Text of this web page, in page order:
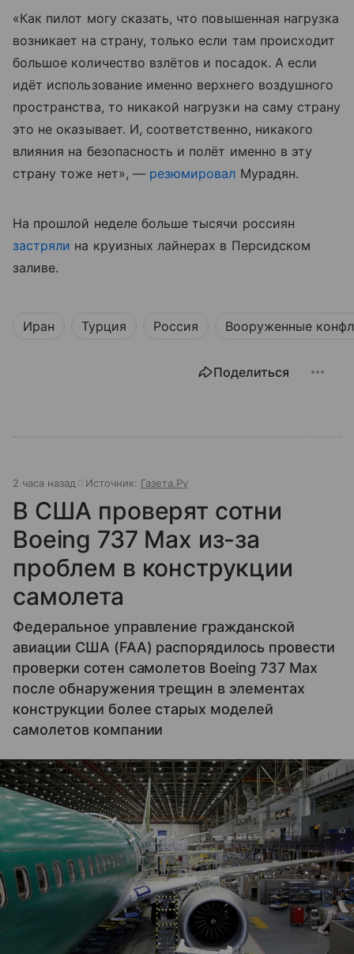
«Как пилот могу сказать, что повышенная нагрузка
возникает на страну, только если там происходит
большое количество взлётов и посадок. А если
идёт использование именно верхнего воздушного
пространства, то никакой нагрузки на саму страну
это не оказывает. И, соответственно, никакого
влияния на безопасность и полёт именно в эту
страну тоже нет», — резюмировал Мурадян.
На прошлой неделе больше тысячи россиян
застряли на круизных лайнерах в Персидском
заливе.
Иран Турция Россия Вооруженные
Поделиться
2 часа назад Источник: Газета.Ру
В США проверят сотни
Boeing 737 Max из-за
проблем в конструкции
самолета
Федеральное управление гражданской
авиации США (FAA) распорядилось провести
проверки сотен самолетов Boeing 737 Max
после обнаружения трещин в элементах
конструкции более старых моделей
самолетов компании